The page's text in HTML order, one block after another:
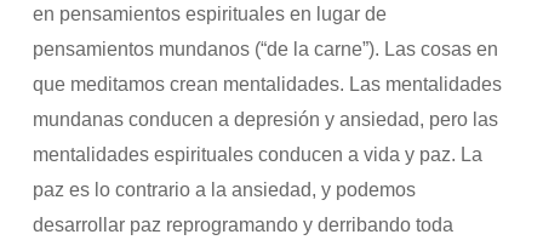
en pensamientos espirituales en lugar de
pensamientos mundanos (“de la carne”). Las cosas en
que meditamos crean mentalidades. Las mentalidades
mundanas conducen a depresión y ansiedad, pero las
mentalidades espirituales conducen a vida y paz. La
paz es lo contrario a la ansiedad, y podemos
desarrollar paz reprogramando y derribando toda